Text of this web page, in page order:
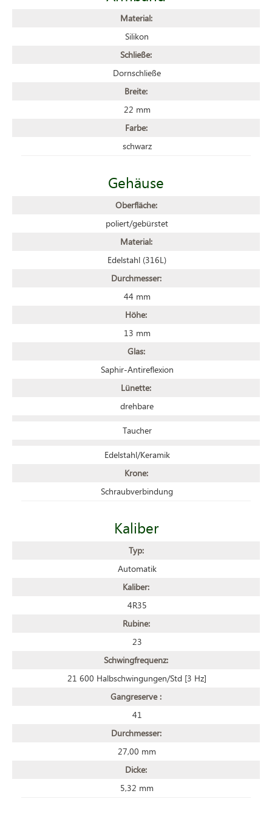
Material:
Silikon
Schließe:
Dornschließe
Breite:
22 mm
Farbe:
schwarz
Gehäuse
Oberfläche:
poliert/gebürstet
Material:
Edelstahl (316L)
Durchmesser:
44 mm
Höhe:
13 mm
Glas:
Saphir-Antireflexion
Lünette:
drehbare
Taucher
Edelstahl/Keramik
Krone:
Schraubverbindung
Kaliber
Typ:
Automatik
Kaliber:
4R35
Rubine:
23
Schwingfrequenz:
21 600 Halbschwingungen/Std [3 Hz]
Gangreserve :
41
Durchmesser:
27,00 mm
Dicke:
5,32 mm